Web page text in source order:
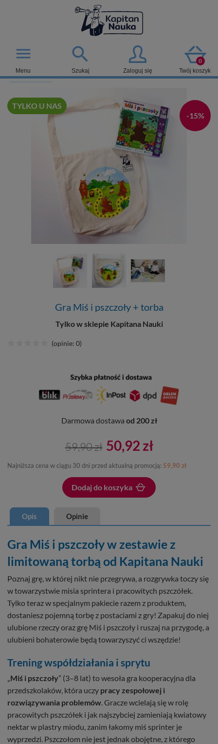

Szukaj Zaloguj się
0
Twój koszyk
menu
Menu
Wiek: 3-8 lat
TYLKO U NAS
-15%
Gra Miś i pszczoły + torba
Tylko w sklepie Kapitana Nauki
(opinie: 0)
Darmowa dostawa od 200 zł
59,90 zł 50,92 zł
Najniższa cena w ciągu 30 dni przed aktualną promocją: 59,90 zł
Dodaj do koszyka
Opis Opinie
Gra Miś i pszczoły w zestawie z
limitowaną torbą od Kapitana Nauki
Poznaj grę, w której nikt nie przegrywa, a rozgrywka toczy się
w towarzystwie misia sprintera i pracowitych pszczółek.
Tylko teraz w specjalnym pakiecie razem z produktem,
dostaniesz pojemną torbę z postaciami z gry! Zapakuj do niej
ulubione rzeczy oraz grę Miś i pszczoły i ruszaj na przygodę, a
ulubieni bohaterowie będą towarzyszyć ci wszędzie!
Trening współdziałania i sprytu
Miś i pszczoły” (3–8 lat) to wesoła gra kooperacyjna dla
przedszkolaków, która uczy pracy zespołowej i
rozwiązywania problemów . Gracze wcielają się w rolę
pracowitych pszczółek i jak najszybciej zamieniają kwiatowy
nektar w plastry miodu, zanim łakomy miś sprinter je
wyprzedzi. Pszczołom nie jest jednak obojętne, z którego